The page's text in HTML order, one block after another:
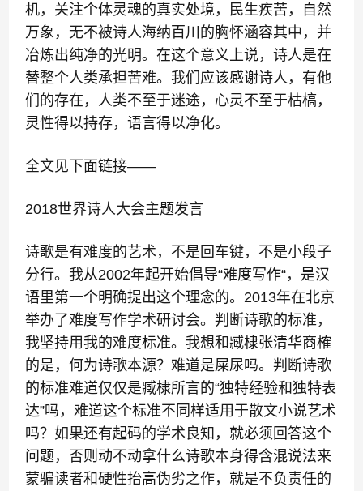
机，关注个体灵魂的真实处境，民生疾苦，自然
万象，无不被诗人海纳百川的胸怀涵容其中，并
冶炼出纯净的光明。在这个意义上说，诗人是在
替整个人类承担苦难。我们应该感谢诗人，有他
们的存在，人类不至于迷途，心灵不至于枯槁，
灵性得以持存，语言得以净化。
全文见下面链接——
2018世界诗人大会主题发言
诗歌是有难度的艺术，不是回车键，不是小段子
分行。我从2002年起开始倡导“难度写作“，是汉
语里第一个明确提出这个理念的。2013年在北京
举办了难度写作学术研讨会。判断诗歌的标准，
我坚持用我的难度标准。我想和臧棣张清华商榷
的是，何为诗歌本源？难道是屎尿吗。判断诗歌
的标准难道仅仅是臧棣所言的“独特经验和独特表
达”吗，难道这个标准不同样适用于散文小说艺术
吗？如果还有起码的学术良知，就必须回答这个
问题，否则动不动拿什么诗歌本身得含混说法来
蒙骗读者和硬性抬高伪劣之作，就是不负责任的